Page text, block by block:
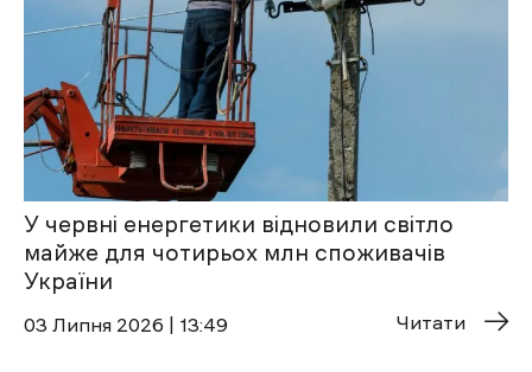
У червні енергетики відновили світло
майже для чотирьох млн споживачів
України
03 Липня 2026 | 13:49 Читати